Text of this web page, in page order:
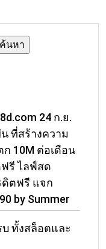
24 ก.ย.
ที่สร้างความ
10M ต่อเดือน
ฟรี ไลฟ์สด
ดิตฟรี แจก
by Summer
บ ทั้งสล็อตและ